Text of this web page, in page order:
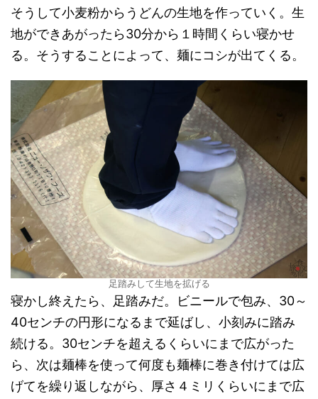
そうして小麦粉からうどんの生地を作っていく。生
地ができあがったら30分から１時間くらい寝かせ
る。そうすることによって、麺にコシが出てくる。
足踏みして生地を拡げる
寝かし終えたら、足踏みだ。ビニールで包み、30～
40センチの円形になるまで延ばし、小刻みに踏み
続ける。30センチを超えるくらいにまで広がった
ら、次は麺棒を使って何度も麺棒に巻き付けては広
げてを繰り返しながら、厚さ４ミリくらいにまで広